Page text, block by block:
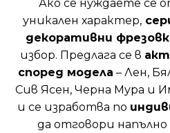
Ако се нуждаете се
уникален характер,
декоративни
избор. Предлага се в
според модела – Лен,
Сив Ясен, Черна Мура и
и се изработва по
да отговори